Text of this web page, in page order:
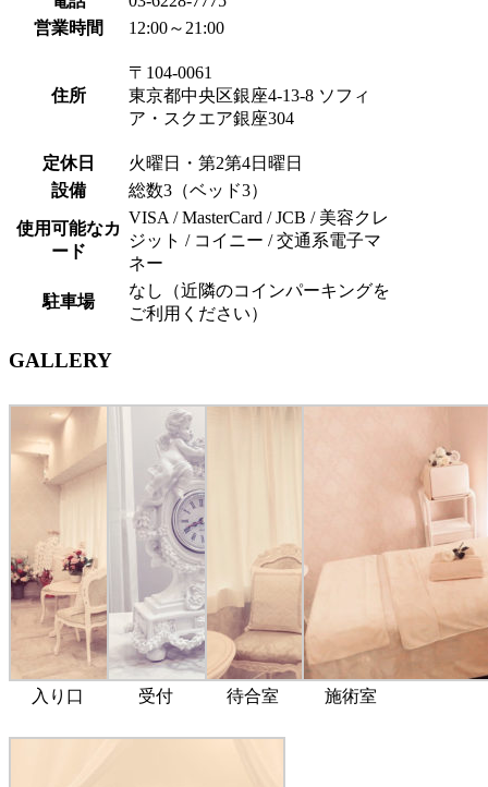
営業時間
12:00～21:00
住所
〒104-0061
東京都中央区銀座4-13-8 ソフィ
ア・スクエア銀座304
定休日
火曜日・第2第4日曜日
設備
総数3（ベッド3）
使用可能なカ
ード
VISA / MasterCard / JCB / 美容クレ
ジット / コイニー /交通系電子マ
ネー
駐車場
なし（近隣のコインパーキングを
ご利用ください）
GALLERY
入り口 受付 待合室 施術室